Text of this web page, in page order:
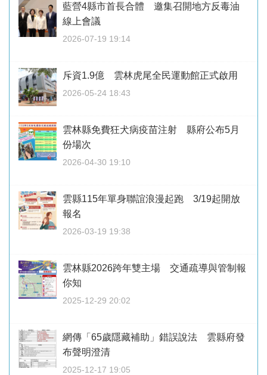
藍營4縣市首長合體 邀集召開地方反毒油
線上會議
2026-07-19 19:14
斥資1.9億 雲林虎尾全民運動館正式啟用
2026-05-24 18:43
雲林縣免費狂犬病疫苗注射 縣府公布5月
份場次
2026-04-30 19:10
雲縣115年單身聯誼浪漫起跑 3/19起開放
報名
2026-03-19 19:38
雲林縣2026跨年雙主場 交通疏導與管制報
你知
2025-12-29 20:02
網傳「65歲隱藏補助」錯誤說法 雲縣府發
布聲明澄清
2025-12-17 19:05